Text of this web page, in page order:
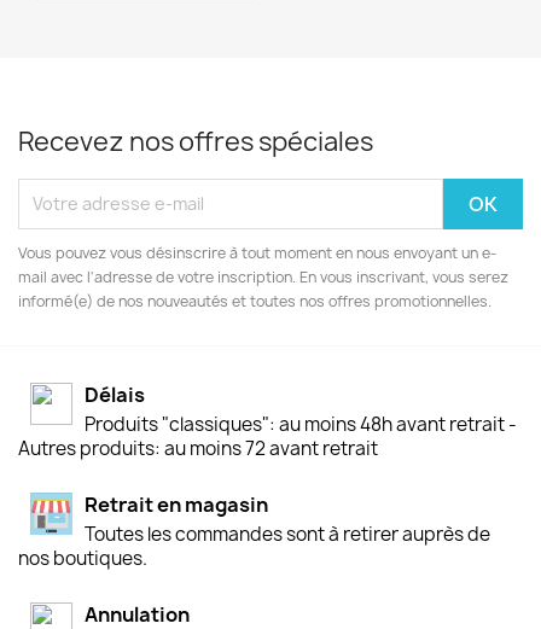
Recevez nos offres spéciales
Vous pouvez vous désinscrire à tout moment en nous envoyant un e-
mail avec l'adresse de votre inscription. En vous inscrivant, vous serez
informé(e) de nos nouveautés et toutes nos offres promotionnelles.
Délais
Produits "classiques": au moins 48h avant retrait -
Autres produits: au moins 72 avant retrait
Retrait en magasin
Toutes les commandes sont à retirer auprès de
nos boutiques.
Annulation